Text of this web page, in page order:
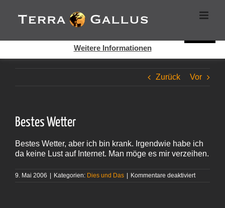
Inhalt
springen
Zurück Vor
Bestes Wetter
Bestes Wetter, aber ich bin krank. Irgendwie habe ich
da keine Lust auf Internet. Man möge es mir verzeihen.
9. Mai 2006 | Kategorien: Dies und Das | Kommentare deaktiviertfür
Cookies helfen auf auf dieser Seite bei der Bereitstellung der
Dienste. Durch die Nutzung dieser Webseite erklären Sie sich
Weitere Informationen